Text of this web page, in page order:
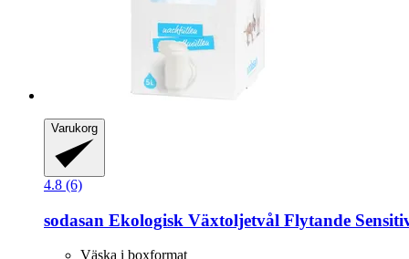
Varukorg
4.8 (6)
sodasan Ekologisk Växtoljetvål Flytande
Väska i boxformat